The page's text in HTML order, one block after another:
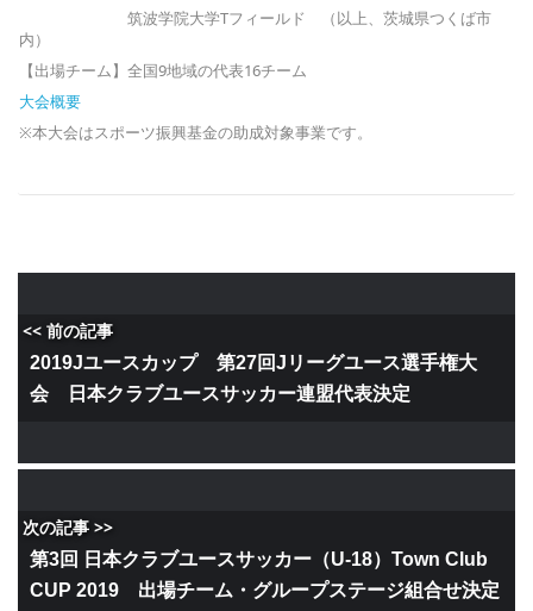
筑波学院大学Tフィールド （以上、茨城県つくば市
内）
【出場チーム】全国9地域の代表16チーム
大会概要
※本大会はスポーツ振興基金の助成対象事業です。
<< 前の記事
2019Jユースカップ 第27回Jリーグユース選手権大
会 日本クラブユースサッカー連盟代表決定
次の記事 >>
第3回 日本クラブユースサッカー（U-18）Town Club
CUP 2019 出場チーム・グループステージ組合せ決定